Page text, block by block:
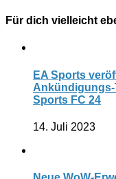
Für dich vielleicht
EA Sports
Ankündigungs-
Sports FC 24
14. Juli 2023